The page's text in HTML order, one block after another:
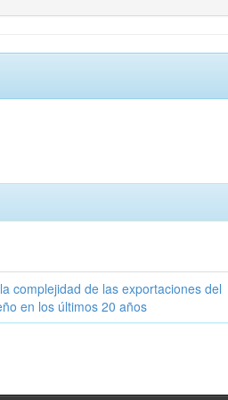
complejidad de las exportaciones del
en los últimos 20 años